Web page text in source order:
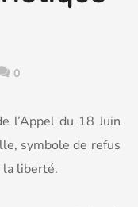
0
l’Appel du 18 Juin
symbole de refus
la liberté.